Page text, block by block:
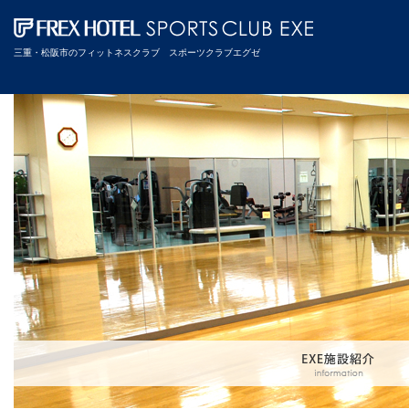
三重・松阪市のフィットネスクラブ スポーツクラブエグゼ